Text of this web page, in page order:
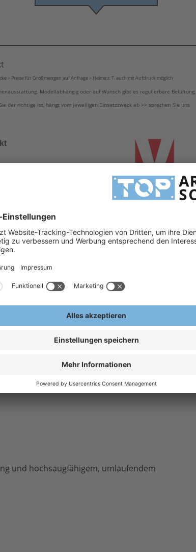
> Preise für Großmengen auf Anfrage > Helme z. T. auch mit Aufdruck möglich
Modellabhängig oder auf Wunsch gibt es regulierbare Belüftung,
der richtige ist, hängt vom jeweiligen Einsatzzweck ab >> sprechen Sie uns
und hochsaugfähigem, umlaufendem